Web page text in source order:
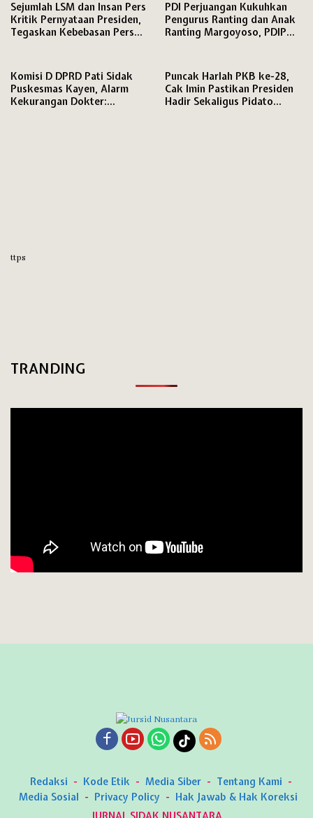
Sejumlah LSM dan Insan Pers
Kritik Pernyataan Presiden,
Tegaskan Kebebasan Pers
PDI Perjuangan Kukuhkan
Pengurus Ranting dan Anak
Ranting Margoyoso, PDIP
Komisi D DPRD Pati Sidak
Puskesmas Kayen, Alarm
Kekurangan Dokter:
Puncak Harlah PKB ke-28,
Cak Imin Pastikan Presiden
Hadir Sekaligus Pidato
ttps
TRANDING
Redaksi Kode Etik Media Siber
Tentang Kami
Media Sosial
Privacy Policy
Hak Jawab & Hak Koreksi